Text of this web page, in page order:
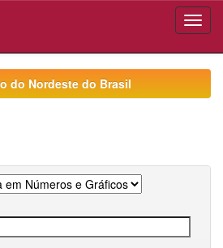
do Nordeste do Brasil